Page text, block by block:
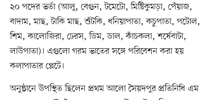
২০ পদের ভর্তা (আলু, বেগুন, টমেটো, মিষ্টিকুমড়া, পেঁয়াজ,
বাদাম, মাছ, টাকি মাছ, শুঁটকি, ধনিয়াপাতা, কচুপাতা, পটোল,
শিম, কালোজিরা, ঢেরস, ডিম, ডাল, কাঁচকলা, শর্ষেবাটা,
লাউপাতা)। এগুলো গরম ভাতের সঙ্গে পরিবেশন করা হয়
কলাপাতার প্লেটে।
অনুষ্ঠানে উপস্থিত ছিলেন প্রথম আলো সৈয়দপুর প্রতিনিধি এম